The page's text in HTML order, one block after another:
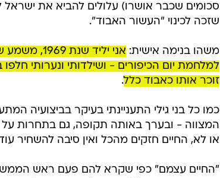
סכומים שכבר אושרו) עלולים להביא את
שזכה לכינוי "העשור האבוד".
משהו בנימה אישית:
אני יליד
למלחמת יום הכיפורים - ושילדותי ונערותי
זוכר אותו כאבוד כלל.
כמו כל בני גילי התעניינתי בעיקר בביצועיה
המצווה - ובערך באותה תקופה, גם בתחרות
או לא, החיים חזקים מהכל ואין סיבה להשחיר
"החיים עצמם" כפי שקרא להם פעם ראש